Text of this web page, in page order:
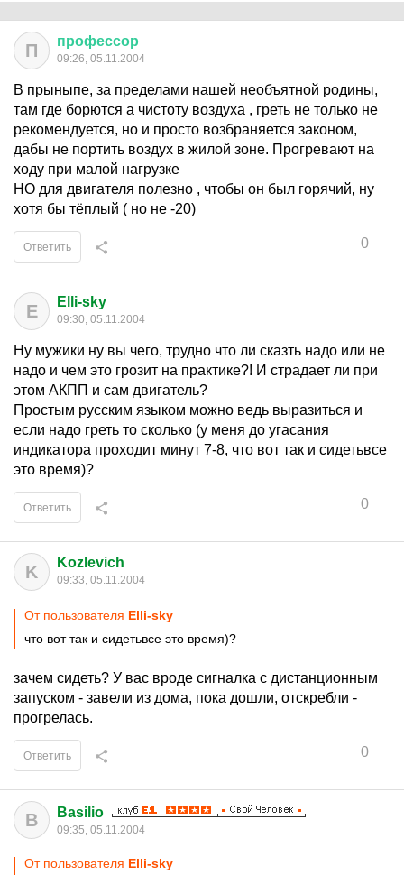
П профессор
09:26, 05.11.2004
В прыныпе, за пределами нашей необъятной родины,
там где борются а чистоту воздуха , греть не только не
рекомендуется, но и просто возбраняется законом,
дабы не портить воздух в жилой зоне. Прогревают на
ходу при малой нагрузке
НО для двигателя полезно , чтобы он был горячий, ну
хотя бы тёплый ( но не -20)
0
Ответить
E Elli-sky
09:30, 05.11.2004
Ну мужики ну вы чего, трудно что ли сказть надо или не
надо и чем это грозит на практике?! И страдает ли при
этом АКПП и сам двигатель?
Простым русским языком можно ведь выразиться и
если надо греть то сколько (у меня до угасания
индикатора проходит минут 7-8, что вот так и сидетьвсе
это время)?
0
Ответить
K Kozlevich
09:33, 05.11.2004
От пользователя Elli-sky
что вот так и сидетьвсе это время)?
зачем сидеть? У вас вроде сигналка с дистанционным
запуском - завели из дома, пока дошли, отскребли -
прогрелась.
0
Ответить
B Basilio
09:35, 05.11.2004
От пользователя Elli-sky